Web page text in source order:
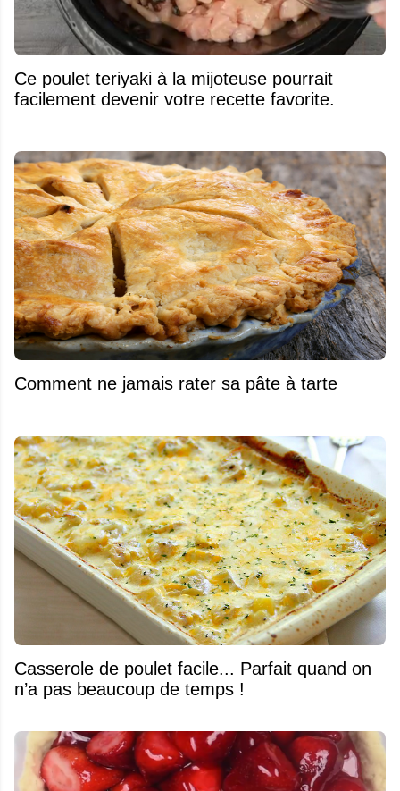
Ce poulet teriyaki à la mijoteuse pourrait
facilement devenir votre recette favorite.
Comment ne jamais rater sa pâte à tarte
Casserole de poulet facile... Parfait quand on
n’a pas beaucoup de temps !